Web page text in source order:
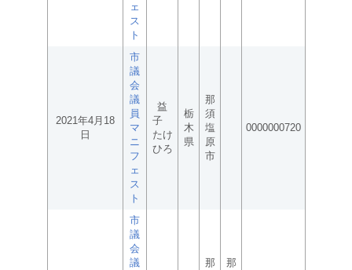
ェ
ス
ト
2021年4月18
日
市
議
会
議
員
マ
ニ
フ
ェ
ス
ト
益
子
たけ
ひろ
栃
木
県
那
須
塩
原
市
0000000720
市
議
会
議
那
那